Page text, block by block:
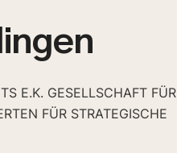
E.K. GESELLSCHAFT FÜR
FÜR STRATEGISCHE